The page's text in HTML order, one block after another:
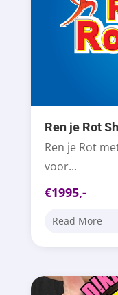
Ren je Rot
Ren je Rot
voor...
€1995,-
Read More